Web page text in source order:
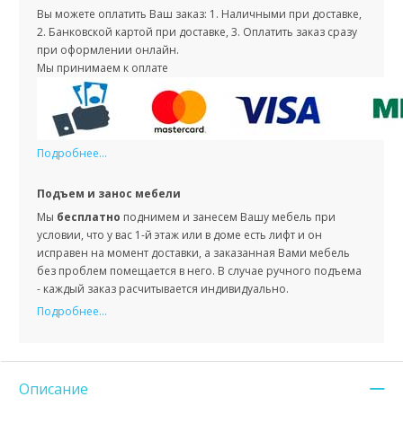
Вы можете оплатить Ваш заказ: 1. Наличными при доставке,
2. Банковской картой при доставке, 3. Оплатить заказ сразу
при оформлении онлайн.
Мы принимаем к оплате
Подробнее...
Подъем и занос мебели
Мы бесплатно поднимем и занесем Вашу мебель при
условии, что у вас 1-й этаж или в доме есть лифт и он
исправен на момент доставки, а заказанная Вами мебель
без проблем помещается в него. В случае ручного подъема
- каждый заказ расчитывается индивидуально.
Подробнее...
Описание